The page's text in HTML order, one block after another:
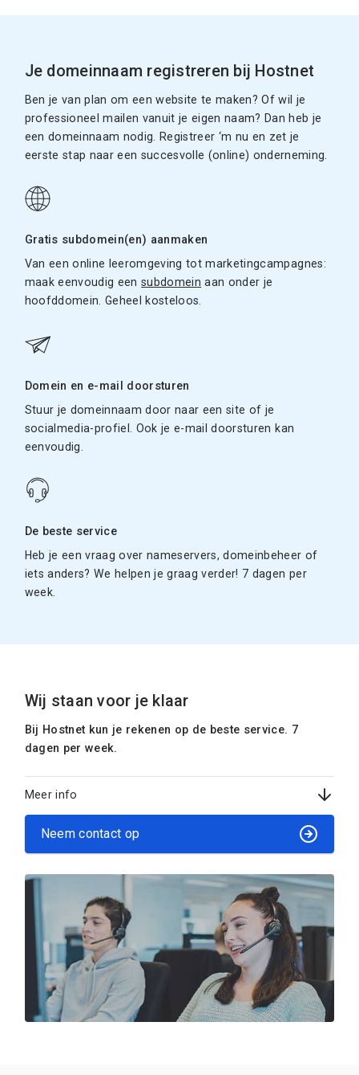
Je domeinnaam registreren bij Hostnet
Ben je van plan om een website te maken? Of wil je
professioneel mailen vanuit je eigen naam? Dan heb je
een domeinnaam nodig. Registreer ‘m nu en zet je
eerste stap naar een succesvolle (online) onderneming.
Gratis subdomein(en) aanmaken
Van een online leeromgeving tot marketingcampagnes:
maak eenvoudig eensubdomein aan onder je
hoofddomein. Geheel kosteloos.
Domein en e-mail doorsturen
Stuur je domeinnaam door naar een site of je
socialmedia-profiel. Ook je e-mail doorsturen kan
eenvoudig.
De beste service
Heb je een vraag over nameservers, domeinbeheer of
iets anders? We helpen je graag verder! 7 dagen per
week.
Wij staan voor je klaar
Bij Hostnet kun je rekenen op de beste service. 7
dagen per week.
Meer info
Neem contact op